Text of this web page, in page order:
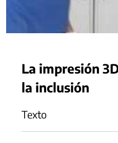
La impresión
la inclusión
Texto